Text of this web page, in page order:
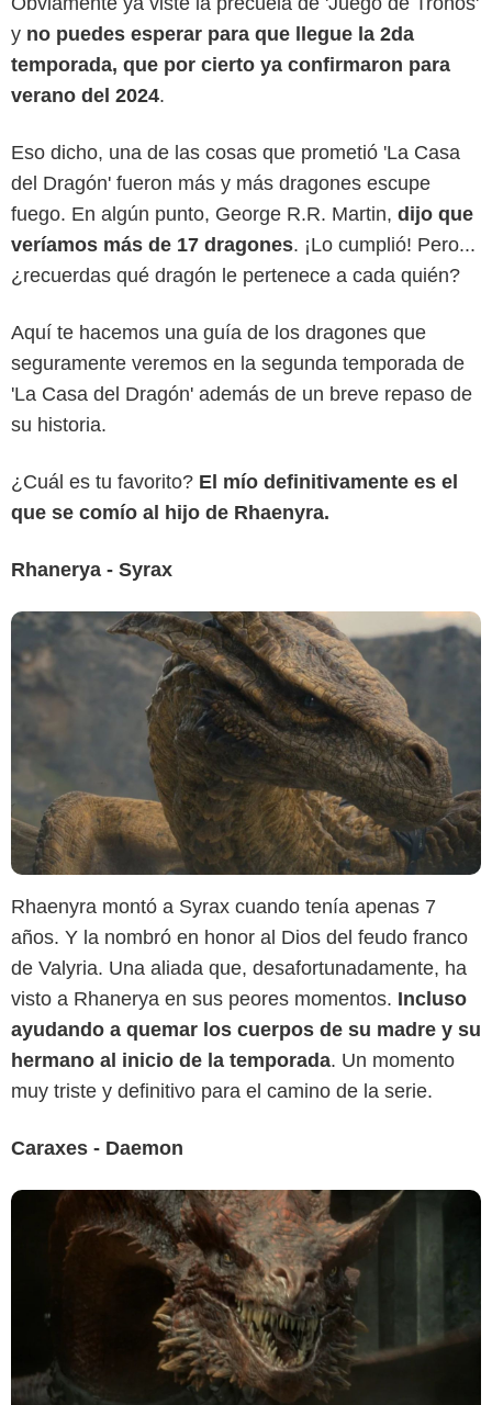
y no puedes esperar para que llegue la 2da
temporada, que por cierto ya confirmaron para
verano del 2024.
Eso dicho, una de las cosas que prometió 'La Casa
del Dragón' fueron más y más dragones escupe
fuego. En algún punto, George R.R. Martin, dijo que
veríamos más de 17 dragones. ¡Lo cumplió! Pero...
¿recuerdas qué dragón le pertenece a cada quién?
Aquí te hacemos una guía de los dragones que
seguramente veremos en la segunda temporada de
'La Casa del Dragón' además de un breve repaso de
su historia.
¿Cuál es tu favorito? El mío definitivamente es el
que se comío al hijo de Rhaenyra.
Rhanerya - Syrax
HBO MAX
Rhaenyra montó a Syrax cuando tenía apenas 7
años. Y la nombró en honor al Dios del feudo franco
de Valyria. Una aliada que, desafortunadamente, ha
visto a Rhanerya en sus peores momentos. Incluso
ayudando a quemar los cuerpos de su madre y su
hermano al inicio de la temporada. Un momento
muy triste y definitivo para el camino de la serie.
Caraxes - Daemon
HBO MAX